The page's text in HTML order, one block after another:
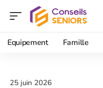
Equipement Famille
25 juin 2026